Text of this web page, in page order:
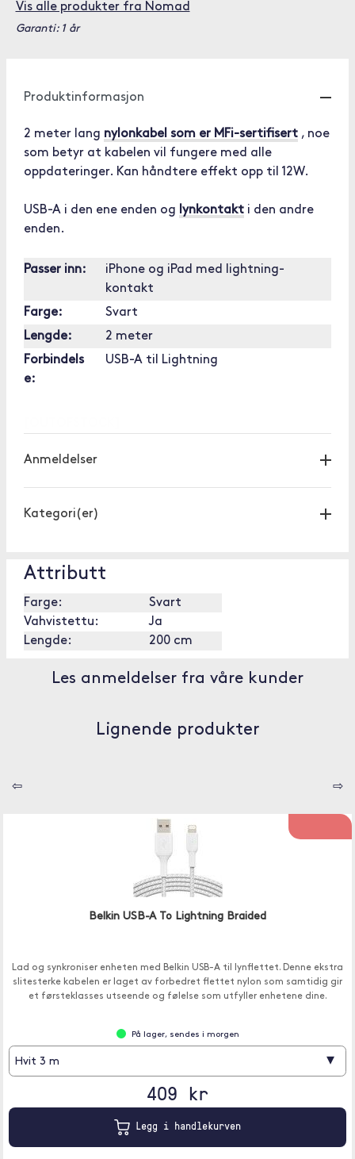
Vis alle produkter fra Nomad
Garanti: 1 år
Produktinformasjon
2 meter lang nylonkabel som er MFi-sertifisert , noe
som betyr at kabelen vil fungere med alle
oppdateringer. Kan håndtere effekt opp til 12W.
USB-A i den ene enden og lynkontakt i den andre
enden.
Passer inn:
iPhone og iPad med lightning-
kontakt
Farge:
Svart
Lengde:
2 meter
Forbindels
e:
USB-A til Lightning
Anmeldelser
Kategori(er)
Attributt
Farge:
Svart
Vahvistettu:
Ja
Lengde:
200 cm
Les anmeldelser fra våre kunder
Lignende produkter
⇦ ⇨
Belkin USB-A To Lightning Braided
Lad og synkroniser enheten med Belkin USB-A til lynflettet. Denne ekstra
slitesterke kabelen er laget av forbedret flettet nylon som samtidig gir
et førsteklasses utseende og følelse som utfyller enhetene dine.
På lager, sendes i morgen
Hvit 3 m ▾
409 kr
Legg i handlekurven